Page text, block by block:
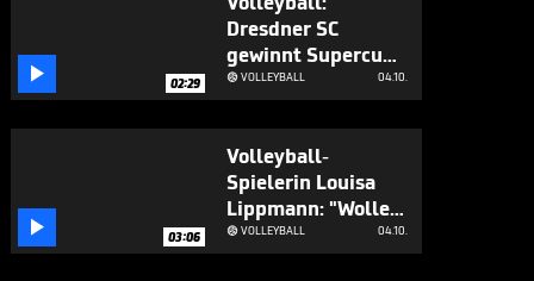
 02:29
Dresdner SC
gewinnt Supercup!
Top-Talent
begeistert
 VOLLEYBALL 04.10.
 03:06
Volleyball-
Spielerin Louisa
Lippmann: "Wollen
uns auch
etablieren"
 VOLLEYBALL 04.10.